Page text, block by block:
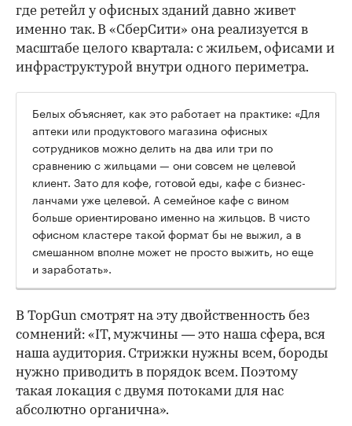
где ретейл у офисных зданий давно живет
именно так. В «СберСити» она реализуется в
масштабе целого квартала: с жильем, офисами и
инфраструктурой внутри одного периметра.
Белых объясняет, как это работает на практике: «Для
аптеки или продуктового магазина офисных
сотрудников можно делить на два или три по
сравнению с жильцами — они совсем не целевой
клиент. Зато для кофе, готовой еды, кафе с бизнес-
ланчами уже целевой. А семейное кафе с вином
больше ориентировано именно на жильцов. В чисто
офисном кластере такой формат бы не выжил, а в
смешанном вполне может не просто выжить, но еще
и заработать».
В TopGun смотрят на эту двойственность без
сомнений: «IT, мужчины — это наша сфера, вся
наша аудитория. Стрижки нужны всем, бороды
нужно приводить в порядок всем. Поэтому
такая локация с двумя потоками для нас
абсолютно органична».